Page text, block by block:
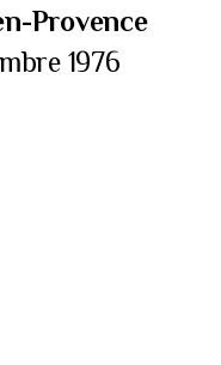
Provence
1976